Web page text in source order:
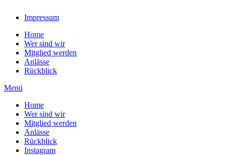
Impressum
Home
Wer sind wir
Mitglied werden
Anlässe
Rückblick
Menü
Home
Wer sind wir
Mitglied werden
Anlässe
Rückblick
Instagram